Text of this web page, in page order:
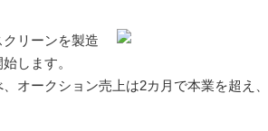
リーンを製造
します。
オークション売上は2カ月で本業を超え